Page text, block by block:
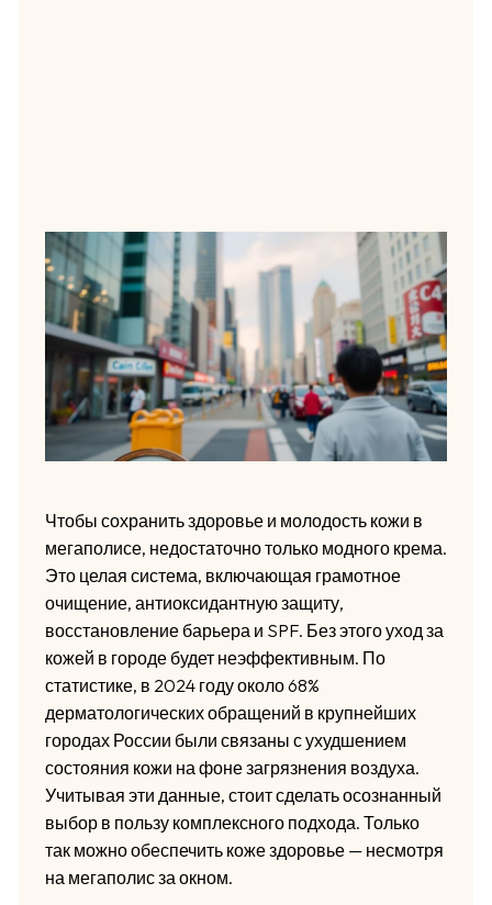
Чтобы сохранить здоровье и молодость кожи в
мегаполисе, недостаточно только модного крема.
Это целая система, включающая грамотное
очищение, антиоксидантную защиту,
восстановление барьера и SPF. Без этого уход за
кожей в городе будет неэффективным. По
статистике, в 2024 году около 68%
дерматологических обращений в крупнейших
городах России были связаны с ухудшением
состояния кожи на фоне загрязнения воздуха.
Учитывая эти данные, стоит сделать осознанный
выбор в пользу комплексного подхода. Только
так можно обеспечить коже здоровье — несмотря
на мегаполис за окном.